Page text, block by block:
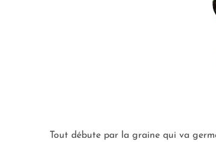
Tout débute par la graine qui va